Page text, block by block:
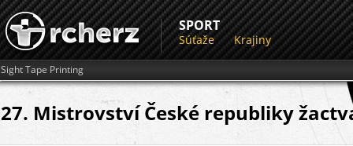
SPORT
Súťaže Krajiny
Sight Tape Printing
27. Mistrovství České republiky